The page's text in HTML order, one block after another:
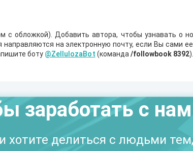
с обложкой). Добавить автора, чтобы узнавать о
на электронную почту, если Вы сами
боту @ZellulozaBot (команда /followbook 8392).
заработать с
хотите делиться с людьми